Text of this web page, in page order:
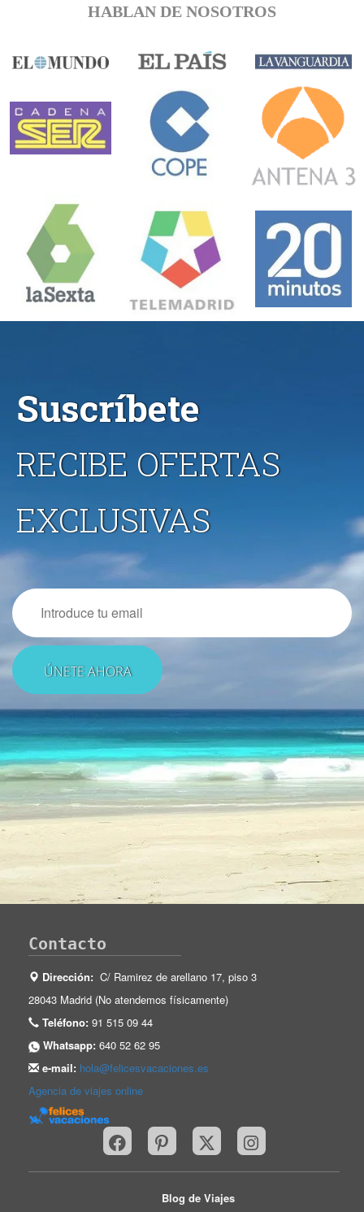
HABLAN DE NOSOTROS
Suscríbete
RECIBE OFERTAS
EXCLUSIVAS
Email
Contacto
Dirección: C/ Ramirez de arellano 17, piso 3
28043 Madrid (No atendemos físicamente)
Teléfono: 91 515 09 44
Whatsapp: 640 52 62 95
e-mail: hola@felicesvacaciones.es
Agencia de viajes online
Blog de Viajes